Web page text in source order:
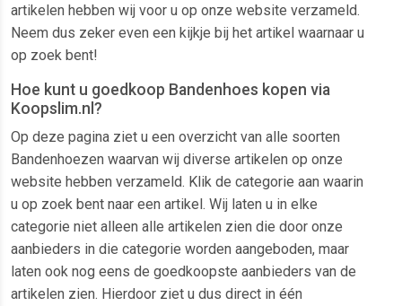
artikelen hebben wij voor u op onze website verzameld.
Neem dus zeker even een kijkje bij het artikel waarnaar u
op zoek bent!
Hoe kunt u goedkoop Bandenhoes kopen via
Koopslim.nl?
Op deze pagina ziet u een overzicht van alle soorten
Bandenhoezen waarvan wij diverse artikelen op onze
website hebben verzameld. Klik de categorie aan waarin
u op zoek bent naar een artikel. Wij laten u in elke
categorie niet alleen alle artikelen zien die door onze
aanbieders in die categorie worden aangeboden, maar
laten ook nog eens de goedkoopste aanbieders van de
artikelen zien. Hierdoor ziet u dus direct in één